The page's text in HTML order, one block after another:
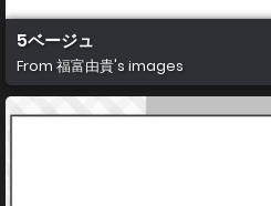
5ベージュ
From 福富由貴's images